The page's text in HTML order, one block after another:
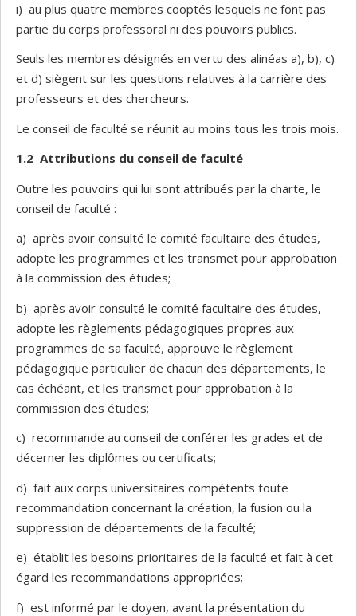
i) au plus quatre membres cooptés lesquels ne font pas
partie du corps professoral ni des pouvoirs publics.
Seuls les membres désignés en vertu des alinéas a), b), c)
et d) siègent sur les questions relatives à la carrière des
professeurs et des chercheurs.
Le conseil de faculté se réunit au moins tous les trois mois.
1.2 Attributions du conseil de faculté
Outre les pouvoirs qui lui sont attribués par la charte, le
conseil de faculté :
a) après avoir consulté le comité facultaire des études,
adopte les programmes et les transmet pour approbation
à la commission des études;
b) après avoir consulté le comité facultaire des études,
adopte les règlements pédagogiques propres aux
programmes de sa faculté, approuve le règlement
pédagogique particulier de chacun des départements, le
cas échéant, et les transmet pour approbation à la
commission des études;
c) recommande au conseil de conférer les grades et de
décerner les diplômes ou certificats;
d) fait aux corps universitaires compétents toute
recommandation concernant la création, la fusion ou la
suppression de départements de la faculté;
e) établit les besoins prioritaires de la faculté et fait à cet
égard les recommandations appropriées;
f) est informé par le doyen, avant la présentation du